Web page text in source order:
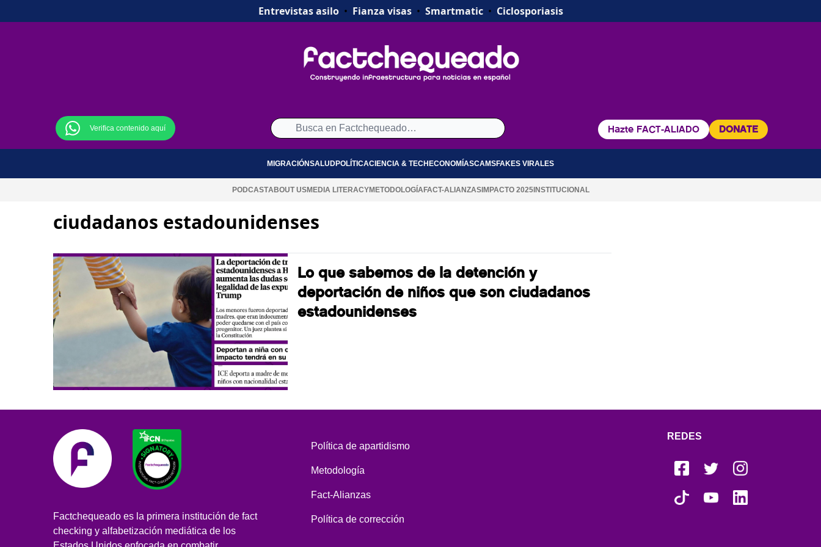
Entrevistas asilo• Fianza visas• Smartmatic• Ciclosporiasis
Verifica contenido aquí Hazte FACT-ALIADO DONATE
MIGRACIÓNSALUDPOLÍTICACIENCIA & TECH ECONOMÍASCAMSFAKES VIRALES
PODCASTABOUT USMEDIA LITERACYMETODOLOGÍA FACT-ALIANZASIMPACTO 2025INSTITUCIONAL
ciudadanos estadounidenses
Lo que sabemos de la detención y
deportación de niños que son ciudadanos
estadounidenses
Factchequeado es la primera institución de fact
checking y alfabetización mediática de los
Política de apartidismo
Metodología
Fact-Alianzas
Política de corrección
REDES